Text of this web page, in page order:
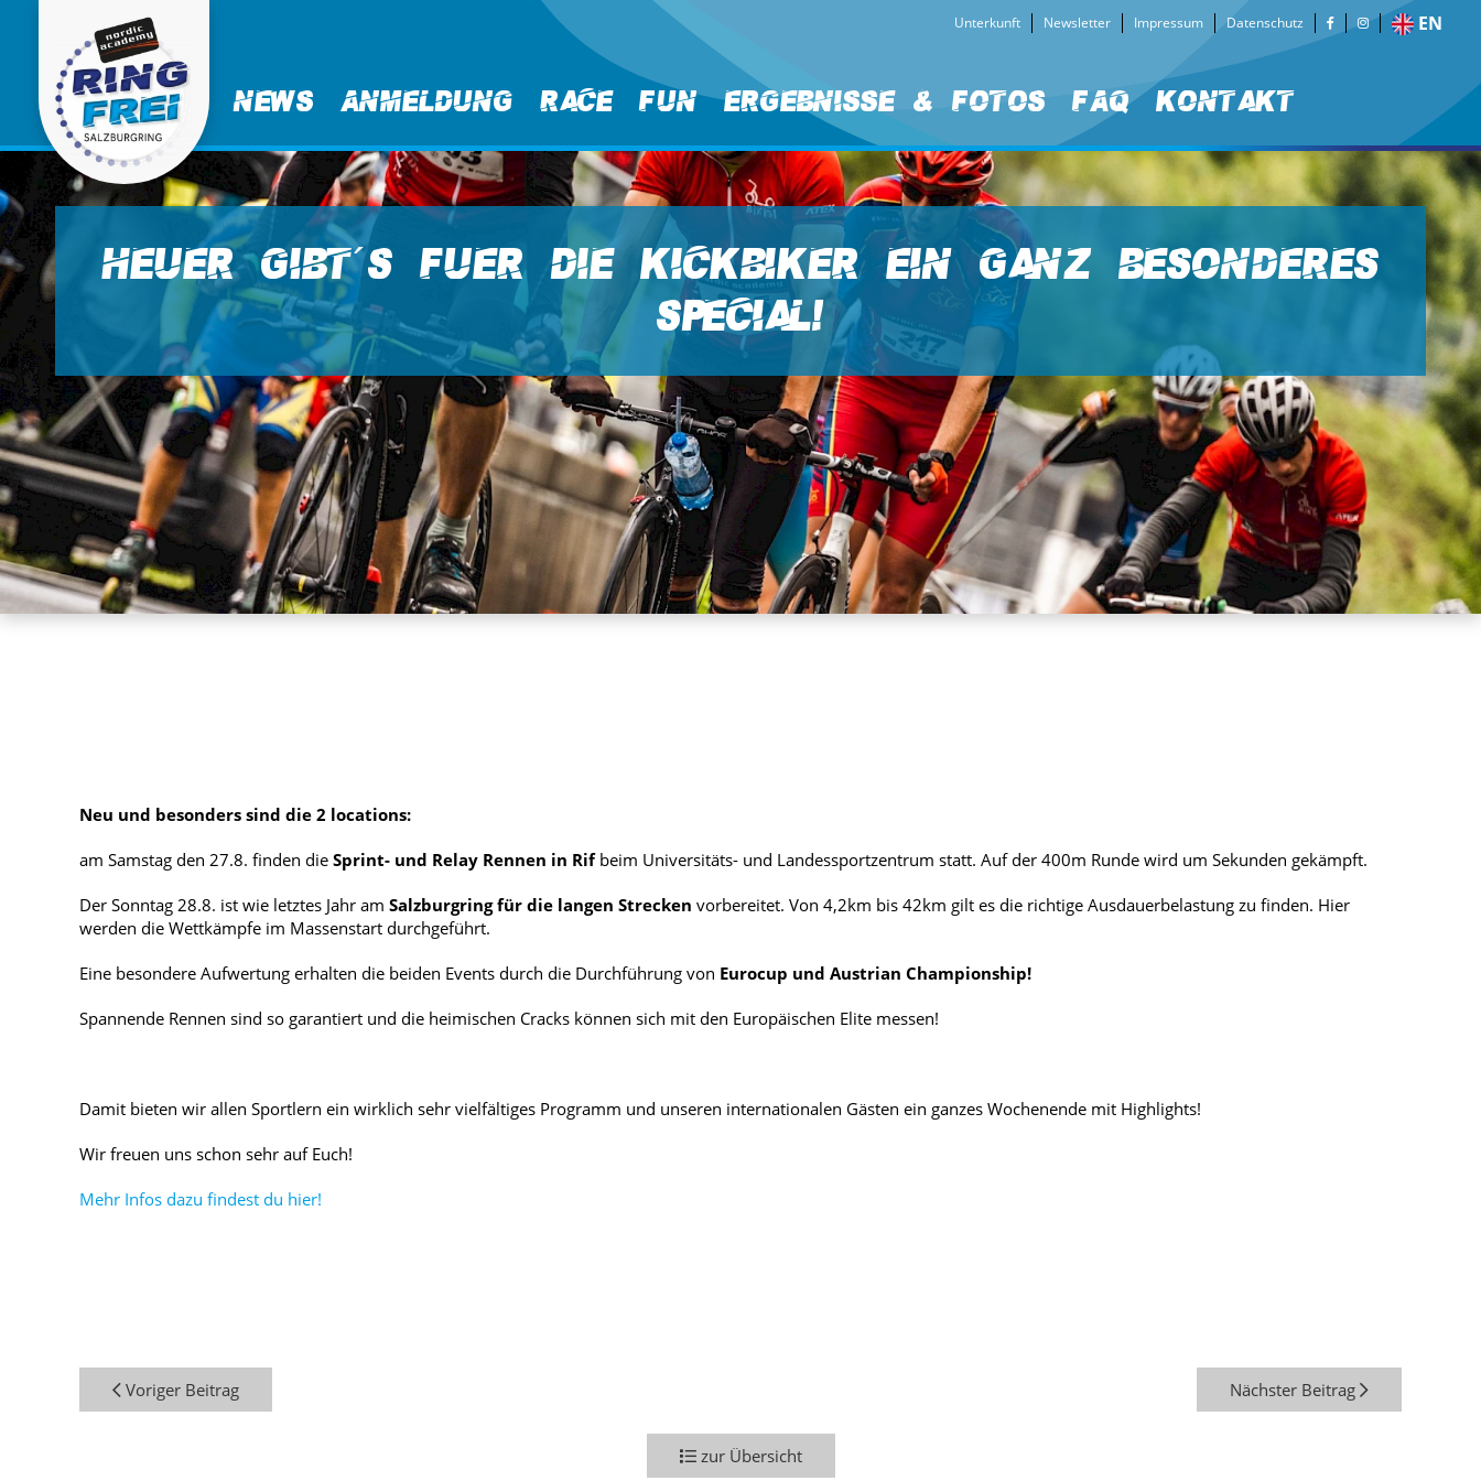
Unterkunft Newsletter Impressum Datenschutz EN
News Anmeldung Race Fun Ergebnisse & Fotos FAQ Kontakt
Heuer gibt´s fuer die Kickbiker ein ganz besonderes
Special!
Neu und besonders sind die 2 locations:
am Samstag den 27.8. finden die Sprint- und Relay Rennen in Rifbeim Universitäts- und Landessportzentrum statt. Auf der 400m Runde wird um Sekunden gekämpft.
Der Sonntag 28.8. ist wie letztes Jahr am Salzburgring für die langen Strecken vorbereitet. Von 4,2km bis 42km gilt es die richtige Ausdauerbelastung zu finden. Hier
werden die Wettkämpfe im Massenstart durchgeführt.
Eine besondere Aufwertung erhalten die beiden Events durch die Durchführung von Eurocup und Austrian Championship!
Spannende Rennen sind so garantiert und die heimischen Cracks können sich mit den Europäischen Elite messen!
Damit bieten wir allen Sportlern ein wirklich sehr vielfältiges Programm und unseren internationalen Gästen ein ganzes Wochenende mit Highlights!
Wir freuen uns schon sehr auf Euch!
Mehr Infos dazu findest du hier!
Voriger Beitrag Nächster Beitrag
zur Übersicht